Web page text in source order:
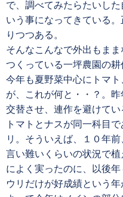
で、調べてみたらたいし
いう事になってきている
りつつある。
そんなこんなで外出もま
つくっている一坪農園の耕
今年も夏野菜中心にトマ
が、これが何と・・？。
交替させ、連作を避けて
トマトとナスが同一科目
リ。そういえば、１０年
言い難いくらいの状況で
によく実ったのに、以後
ウリだけが好成績という年